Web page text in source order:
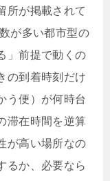
所が掲載されて
が多い都市型の
」前提で動くの
の到着時刻だけ
う便）が何時台
滞在時間を逆算
が高い場所なの
るか、必要なら